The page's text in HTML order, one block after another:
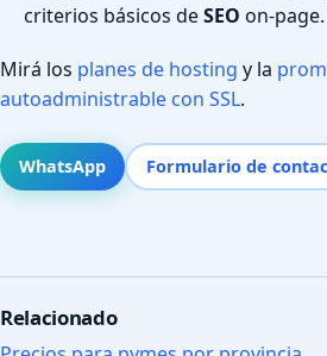
criterios básicos deSEO on-page.
Mirá los planes de hosting y la
autoadministrable con SSL.
WhatsApp Formulario de
Relacionado